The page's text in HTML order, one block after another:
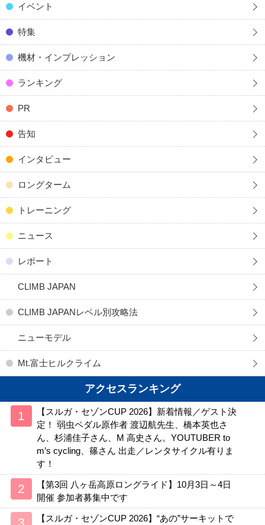
イベント
特集
機材・インプレッション
ランキング
PR
告知
インタビュー
ロングターム
トレーニング
ニュース
レポート
CLIMB JAPAN
CLIMB JAPANレベル別攻略法
ニューモデル
Mt.富士ヒルクライム
アクセスランキング
【スルガ・セゾンCUP 2026】新着情報／ゲスト決
定！ 弱虫ペダル原作者 渡辺航先生、橋本英也さ
ん、杉浦佳子さん、M 高史さん。YOUTUBER to
m’s cycling、篠さん 出走／レンタサイクル有りま
す！
【第3回 八ヶ岳高原ロングライド】10月3日～4日
開催 参加者募集中です
【スルガ・セゾンCUP 2026】“あの”サーキットで